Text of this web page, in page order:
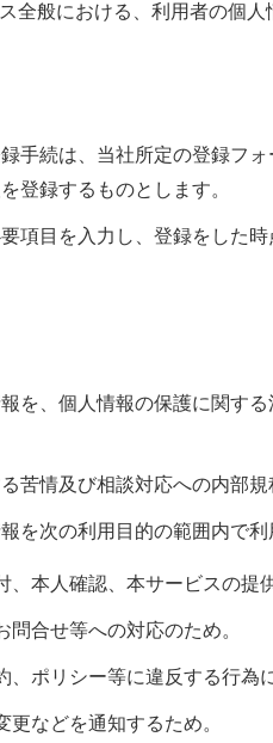
全般における、利用者の個
手続は、当社所定の登録フ
登録するものとします。
項目を入力し、登録をした
を、個人情報の保護に関す
苦情及び相談対応への内部
を次の利用目的の範囲内で利
本人確認、本サービスの提
合せ等への対応のため。
ポリシー等に違反する行為
などを通知するため。